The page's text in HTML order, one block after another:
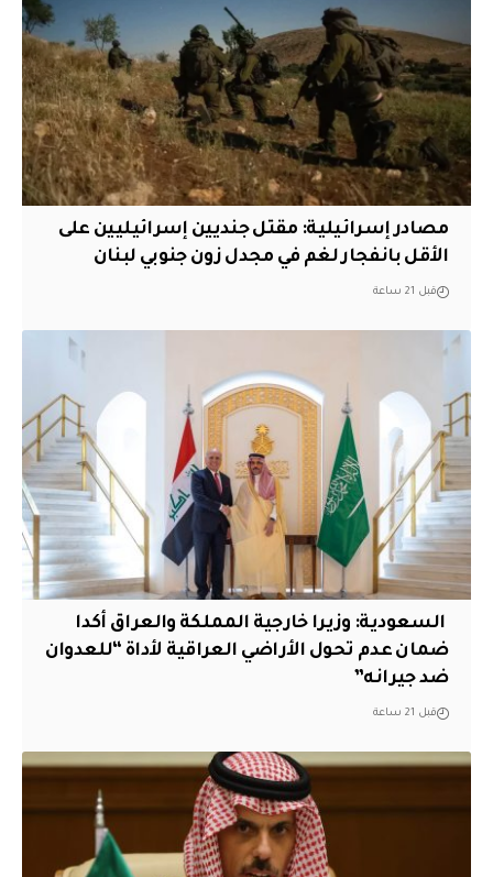
مصادر إسرائيلية: مقتل جنديين إسرائيليين على
الأقل بانفجار لغم في مجدل زون جنوبي لبنان
قبل 21 ساعة
‏ السعودية: وزيرا خارجية المملكة والعراق أكدا
ضمان عدم تحول الأراضي العراقية لأداة “للعدوان
ضد جيرانه”
قبل 21 ساعة